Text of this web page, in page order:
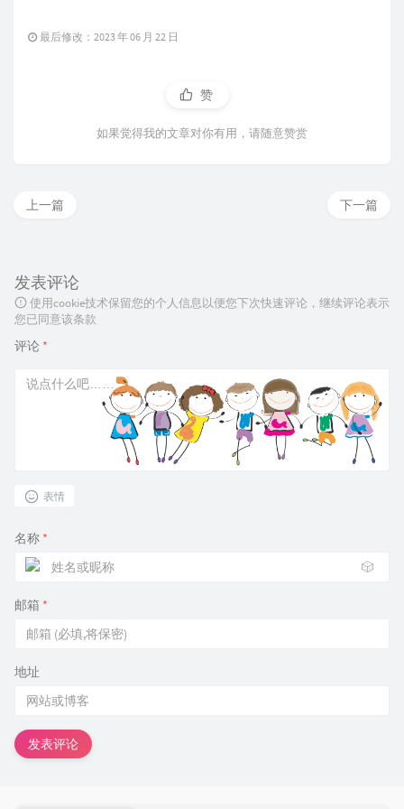
最后修改：2023 年 06 月 22 日
赞
如果觉得我的文章对你有用，请随意赞赏
下一篇
上一篇
发表评论
使用cookie技术保留您的个人信息以便您下次快速评论，继续评论表示
您已同意该条款
评论 *
表情
名称 *
🎲
邮箱 *
地址
发表评论